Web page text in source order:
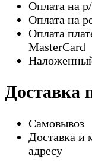
Оплата на
Оплата на
Оплата
MasterCard
Доставка
Самовывоз
Доставка и
адресу